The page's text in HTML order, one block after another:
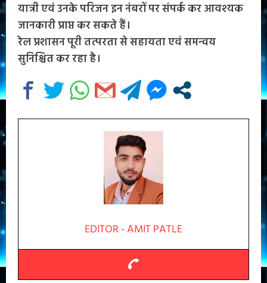
यात्री एवं उनके परिजन इन नंबरों पर संपर्क कर आवश्यक
जानकारी प्राप्त कर सकते हैं।
रेल प्रशासन पूरी तत्परता से सहायता एवं समन्वय
सुनिश्चित कर रहा है।
EDITOR - AMIT PATLE